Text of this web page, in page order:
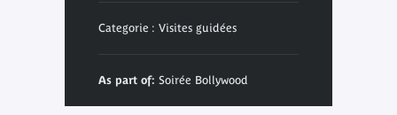
Categorie : Visites guidées
As part of: Soirée Bollywood